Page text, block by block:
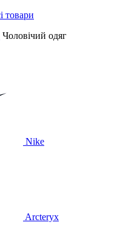
Чоловічий одяг
Nike
Arcteryx